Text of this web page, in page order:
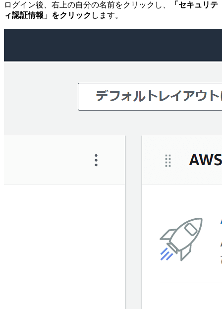
ログイン後、右上の自分の名前をクリックし、
「セキュリテ
ィ認証情報」をクリック します。